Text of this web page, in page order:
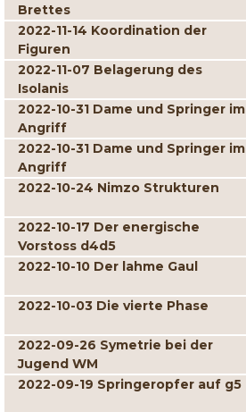
Brettes
2022-11-14 Koordination der
Figuren
2022-11-07 Belagerung des
Isolanis
2022-10-31 Dame und Springer im
Angriff
2022-10-31 Dame und Springer im
Angriff
2022-10-24 Nimzo Strukturen
2022-10-17 Der energische
Vorstoss d4d5
2022-10-10 Der lahme Gaul
2022-10-03 Die vierte Phase
2022-09-26 Symetrie bei der
Jugend WM
2022-09-19 Springeropfer auf g5